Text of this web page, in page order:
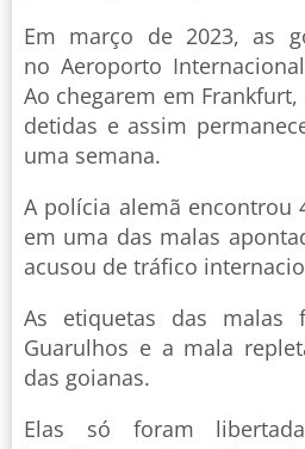
Em março de 2023, as
no Aeroporto
Ao chegarem em
detidas e assim
uma semana.
A polícia alemã encontrou
em uma das malas
acusou de tráfico
As etiquetas das malas
Guarulhos e a mala
das goianas.
Elas só foram